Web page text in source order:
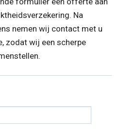
Na
nemen wij contact met u
zodat wij een scherpe